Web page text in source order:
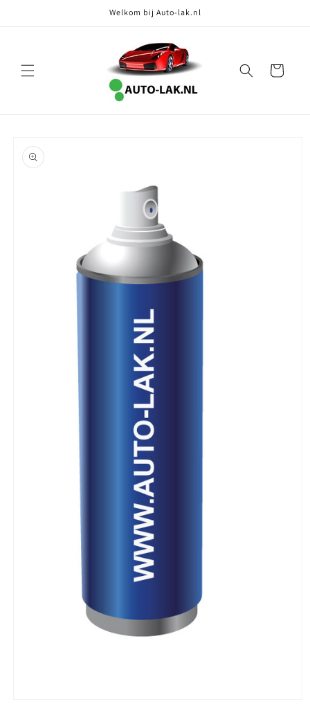
Welkom bij Auto-lak.nl
Winkelwagen